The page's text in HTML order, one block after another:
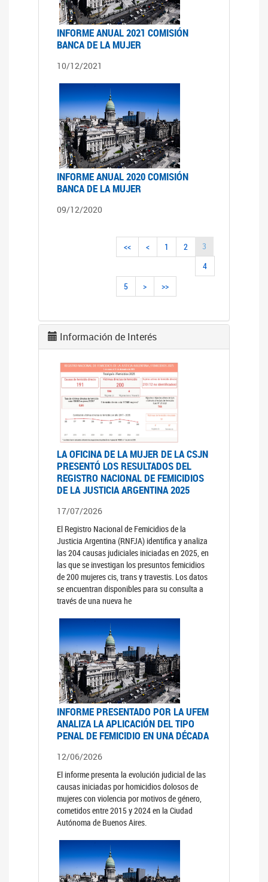
INFORME ANUAL 2021 COMISIÓN
BANCA DE LA MUJER
10/12/2021
INFORME ANUAL 2020 COMISIÓN
BANCA DE LA MUJER
09/12/2020
<< < 1 2
3
4
5
> >>
Información de Interés
LA OFICINA DE LA MUJER DE LA CSJN
PRESENTÓ LOS RESULTADOS DEL
REGISTRO NACIONAL DE FEMICIDIOS
DE LA JUSTICIA ARGENTINA 2025
17/07/2026
El Registro Nacional de Femicidios de la
Justicia Argentina (RNFJA) identifica y analiza
las 204 causas judiciales iniciadas en 2025, en
las que se investigan los presuntos femicidios
de 200 mujeres cis, trans y travestis. Los datos
se encuentran disponibles para su consulta a
través de una nueva he
INFORME PRESENTADO POR LA UFEM
ANALIZA LA APLICACIÓN DEL TIPO
PENAL DE FEMICIDIO EN UNA DÉCADA
12/06/2026
El informe presenta la evolución judicial de las
causas iniciadas por homicidios dolosos de
mujeres con violencia por motivos de género,
cometidos entre 2015 y 2024 en la Ciudad
Autónoma de Buenos Aires.